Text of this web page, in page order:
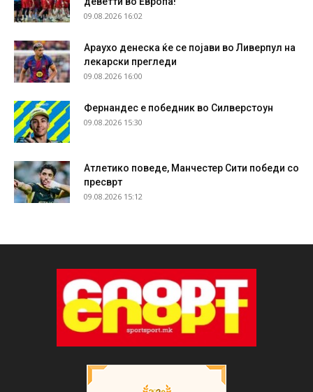
09.08.2026 16:02
Араухо денеска ќе се појави во Ливерпул на
лекарски прегледи
09.08.2026 16:00
Фернандес е победник во Силверстоун
09.08.2026 15:30
Атлетико поведе, Манчестер Сити победи со
пресврт
09.08.2026 15:12